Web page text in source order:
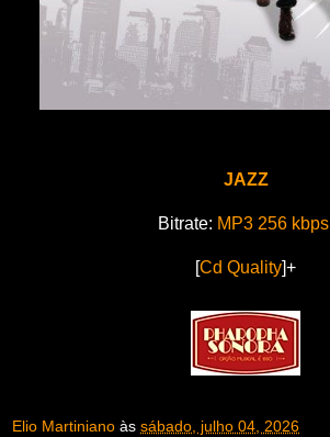
JAZZ
Bitrate: MP3 256 kbps
[Cd Quality]+
Elio Martiniano às sábado, julho 04, 2026